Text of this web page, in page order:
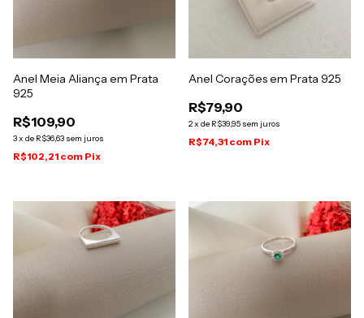
Anel Meia Aliança em Prata
925
R$109,90
3x de R$36,63 sem juros
R$102,21 com Pix
Anel Corações em Prata 925
R$79,90
2x de R$39,95 sem juros
R$74,31 com Pix